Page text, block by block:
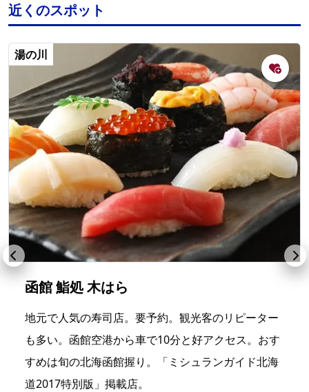
近くのスポット
湯の川
函館 鮨処 木はら
地元で人気の寿司店。要予約。観光客のリピーター
も多い。函館空港から車で10分と好アクセス。おす
すめは旬の北海函館握り。「ミシュランガイド北海
道2017特別版」掲載店。